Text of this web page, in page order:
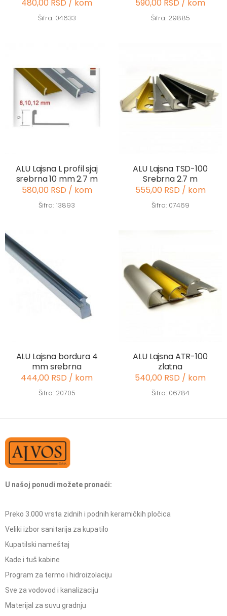
480,00 RSD / kom
Šifra: 04633
590,00 RSD / kom
Šifra: 29885
ALU Lajsna L profil sjaj
srebrna 10 mm 2.7 m
580,00 RSD / kom
Šifra: 13893
ALU Lajsna TSD-100
Srebrna 2.7 m
555,00 RSD / kom
Šifra: 07469
ALU Lajsna bordura 4
mm srebrna
444,00 RSD / kom
Šifra: 20705
ALU Lajsna ATR-100
zlatna
540,00 RSD / kom
Šifra: 06784
U našoj ponudi možete pronaći:
Preko 3.000 vrsta zidnih i podnih keramičkih pločica
Veliki izbor sanitarija za kupatilo
Kupatilski nameštaj
Kade i tuš kabine
Program za termo i hidroizolaciju
Sve za vodovod i kanalizaciju
Materijal za suvu gradnju